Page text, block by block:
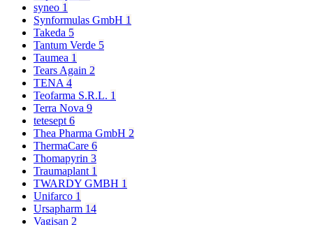
syneo 1
Synformulas GmbH 1
Takeda 5
Tantum Verde 5
Taumea 1
Tears Again 2
TENA4
Teofarma S.R.L. 1
Terra Nova 9
tetesept6
Thea Pharma GmbH 2
ThermaCare 6
Thomapyrin 3
Traumaplant 1
TWARDY GMBH 1
Unifarco 1
Ursapharm 14
Vagisan 2